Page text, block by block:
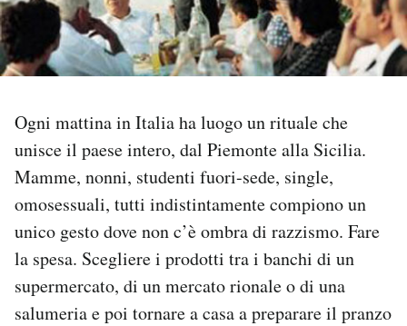
PODCAST
NEWSLETTER
I MIEI PREFERITI
SHOP
AREA PERSONALE
Ogni mattina in Italia ha luogo un rituale che
unisce il paese intero, dal Piemonte alla Sicilia.
Mamme, nonni, studenti fuori-sede, single,
omosessuali, tutti indistintamente compiono un
unico gesto dove non c’è ombra di razzismo. Fare
la spesa. Scegliere i prodotti tra i banchi di un
supermercato, di un mercato rionale o di una
salumeria e poi tornare a casa a preparare il pranzo